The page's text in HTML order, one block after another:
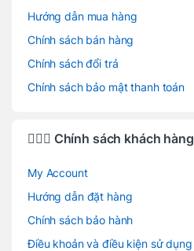
Hướng dẫn mua hàng
Chính sách bán hàng
Chính sách đổi trả
Chính sách bảo mật thanh toán
🙋🏻‍♂️ Chính sách khách hàng
My Account
Hướng dẫn đặt hàng
Chính sách bảo hành
Điều khoản và điều kiện sử dụng